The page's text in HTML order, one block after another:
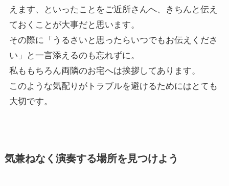
えます、といったことをご近所さんへ、きちんと伝え
ておくことが大事だと思います。
その際に「うるさいと思ったらいつでもお伝えくださ
い」と一言添えるのも忘れずに。
私ももちろん両隣のお宅へは挨拶してあります。
このような気配りがトラブルを避けるためにはとても
大切です。
気兼ねなく演奏する場所を見つけよう